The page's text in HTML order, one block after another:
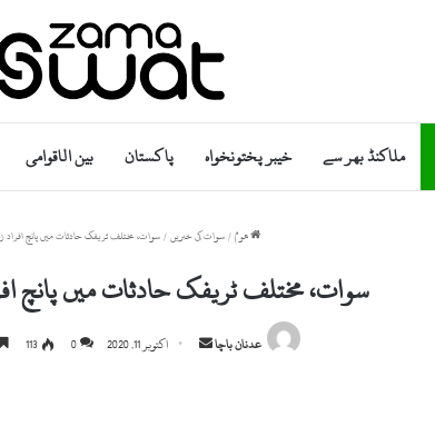
ملاکنڈ بھر سے خیبر پختونخواہ پاکستان بین الاقوامی
ھوم/سوات کی خبریں/سوات، مختلف ٹریفک حادثات میں پانچ
سوات، مختلف ٹریفک حادثات میں پانچ
عدنان باچا
Send اکتوبر 11, 2020 0
113